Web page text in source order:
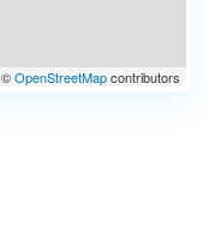
©OpenStreetMapcontributors